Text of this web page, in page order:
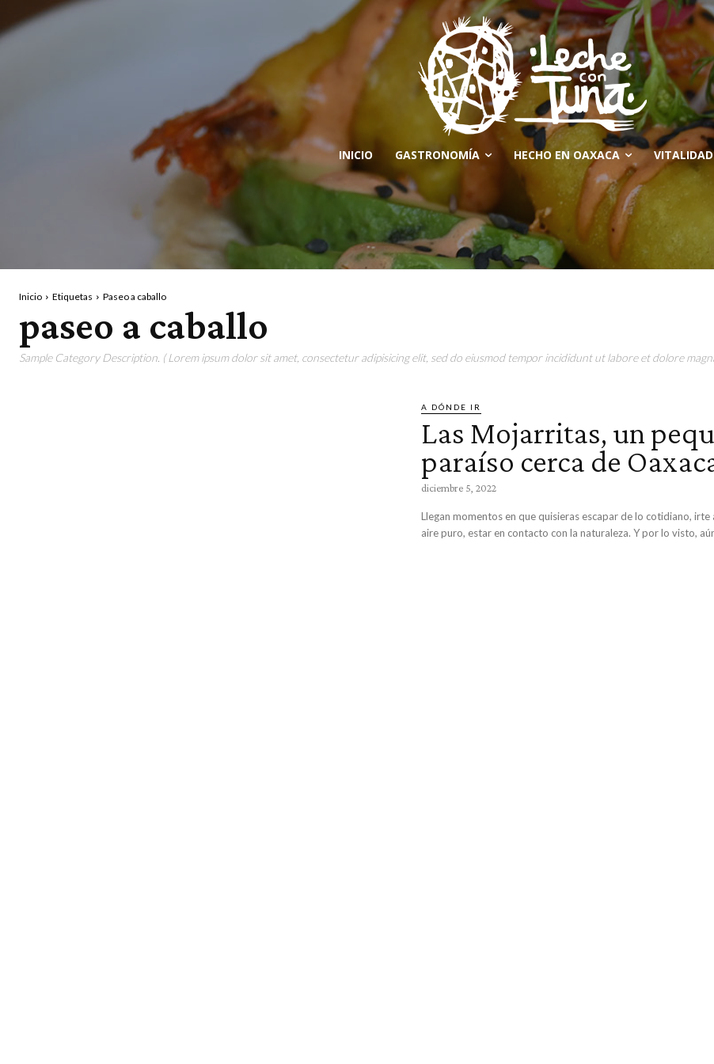
INICIO GASTRONOMÍA HECHO EN OAXACA VITALIDAD
Inicio Etiquetas Paseo a caballo
paseo a caballo
Sample Category Description. ( Lorem ipsum dolor sit amet, consectetur adipisicing elit, sed do eiusmod tempor incididunt ut labore et dolore
A DÓNDE IR
Las Mojarritas, un
paraíso cerca de
diciembre 5, 2022
Llegan momentos en que quisieras escapar de lo cotidiano, irte
aire puro, estar en contacto con la naturaleza. Y por lo